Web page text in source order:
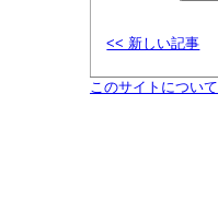
<< 新しい記事
このサイトについて